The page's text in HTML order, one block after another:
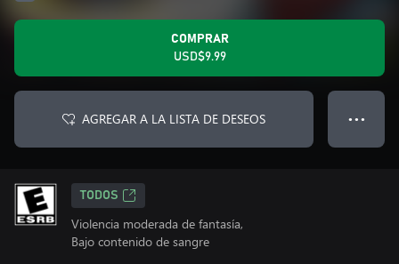
COMPRAR
USD$9.99
AGREGAR A LA LISTA DE DESEOS ● ● ●
TODOS
Violencia moderada de fantasía,
Bajo contenido de sangre